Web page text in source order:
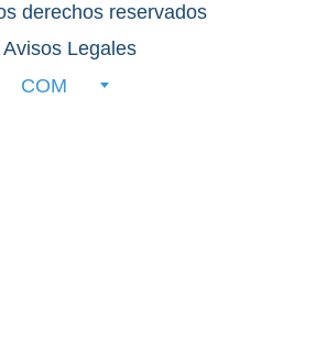
derechos reservados
Avisos Legales